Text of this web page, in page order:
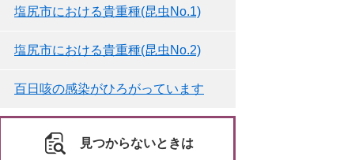
塩尻市における貴重種(昆虫No.1)
塩尻市における貴重種(昆虫No.2)
百日咳の感染がひろがっています
見つからないときは